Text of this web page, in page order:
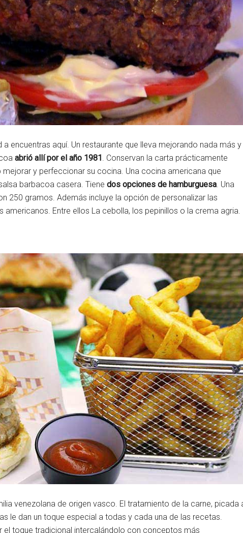
encuentras aquí. Un restaurante que lleva mejorando nada más y
abrió allí por el año 1981. Conservan la carta prácticamente
y perfeccionar su cocina. Una cocina americana que
barbacoa casera. Tiene dos opciones de hamburguesa. Una
250 gramos. Además incluye la opción de personalizar las
americanos. Entre ellos La cebolla, los pepinillos o la crema agria.
venezolana de origen vasco. El tratamiento de la carne, picada
le dan un toque especial a todas y cada una de las recetas.
el toque tradicional intercalándolo con conceptos más